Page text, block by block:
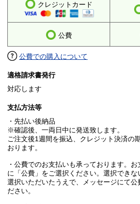
クレジットカード
公費
公費での購入について
適格請求書発行
対応します
支払方法等
・先払い後納品
※確認後、一両日中に発送致します。
ご注文後1週間を振込、クレジット決済の
おります。
・公費でのお支払いも承っております。
に「公費」をご選択ください。選択でき
選択いただいたうえで、メッセージにて公
ださい。